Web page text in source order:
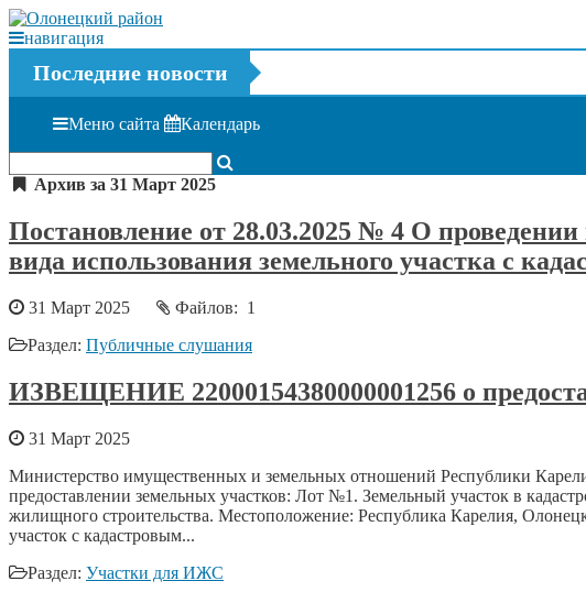
навигация
Последние новости
Меню сайта Календарь
Архив за 31 Март 2025
Постановление от 28.03.2025 № 4 О
вида использования земельного участка с
31 Март 2025
Файлов: 1
Раздел: Публичные слушания
ИЗВЕЩЕНИЕ 22000154380000001256 о
31 Март 2025
Министерство имущественных и земельных отношений Республики
предоставлении земельных участков: Лот №1. Земельный участок в
жилищного строительства. Местоположение: Республика Карелия,
участок с кадастровым...
Раздел: Участки для ИЖС